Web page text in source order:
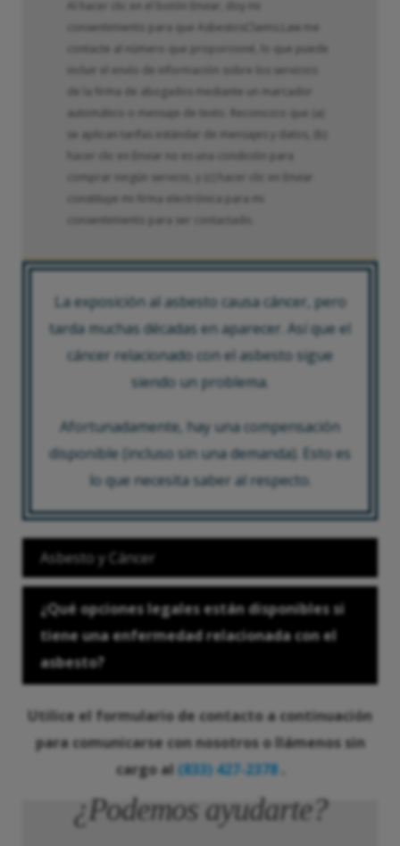
Al hacer clic en el botón Enviar, doy mi
consentimiento para que AsbestosClaims.Law me
contacte al número que proporcioné, lo que puede
incluir el envío de información sobre los servicios
de la firma de abogados mediante un marcador
automático o mensaje de texto. Reconozco que (a)
se aplican tarifas estándar de mensajes y datos, (b)
hacer clic en Enviar no es una condición para
comprar ningún servicio, y (c) hacer clic en Enviar
constituye mi firma electrónica para mi
consentimiento para ser contactado.
La exposición al asbesto causa cáncer, pero
tarda muchas décadas en aparecer. Así que el
cáncer relacionado con el asbesto sigue
siendo un problema.
Afortunadamente, hay una compensación
disponible (incluso sin una demanda). Esto es
lo que necesita saber al respecto.
Asbesto y Cáncer
El mesotelioma es un cáncer grave de los
tejidos que recubren el área del corazón, los
pulmones o el abdomen. Es una de las
enfermedades más graves que puede causar la
las únicas causas conocidas de la enfermedad.
Pero en 2020, el
¿Qué opciones legales están disponibles si
tiene una enfermedad relacionada con el
asbesto?
Utilice el formulario de contacto a continuación
para comunicarse con nosotros o llámenos sin
cargo al (833) 427-2378.
¿Podemos ayudarte?